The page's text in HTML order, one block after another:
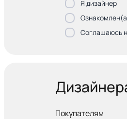
Я дизайнер
Соглашаюсь
Покупателям